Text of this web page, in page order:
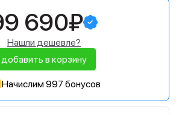
690₽
Нашли дешевле?
добавить в корзину
Начислим 997 бонусов